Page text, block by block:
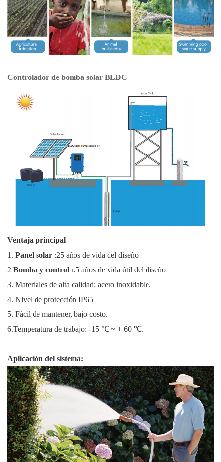
Controlador de bomba solar BLDC
Ventaja principal
1. Panel solar :25 años de vida del diseño
2 Bomba y control r:5 años de vida útil del diseño
3. Materiales de alta calidad: acero inoxidable.
4. Nivel de protección IP65
5. Fácil de mantener, bajo costo.
6.Temperatura de trabajo: -15 ℃ ~ + 60 ℃.
Aplicación del sistema: